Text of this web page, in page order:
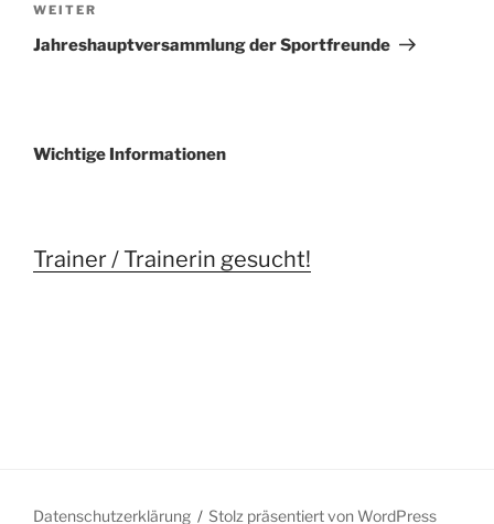
Nächster
Beitrag
WEITER
Jahreshauptversammlung der Sportfreunde
Wichtige Informationen
Trainer / Trainerin gesucht!
Datenschutzerklärung Stolz präsentiert von WordPress